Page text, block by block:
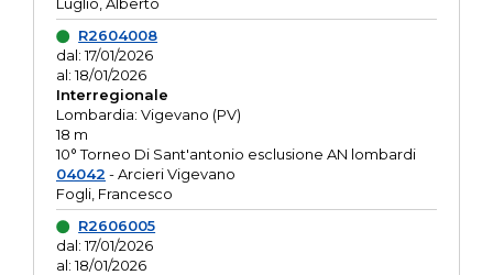
R2604008
dal: 17/01/2026
al: 18/01/2026
Interregionale
Lombardia: Vigevano (PV)
18 m
10° Torneo Di Sant'antonio esclusione AN lombardi
04042 - Arcieri Vigevano
Fogli, Francesco
R2606005
dal: 17/01/2026
al: 18/01/2026